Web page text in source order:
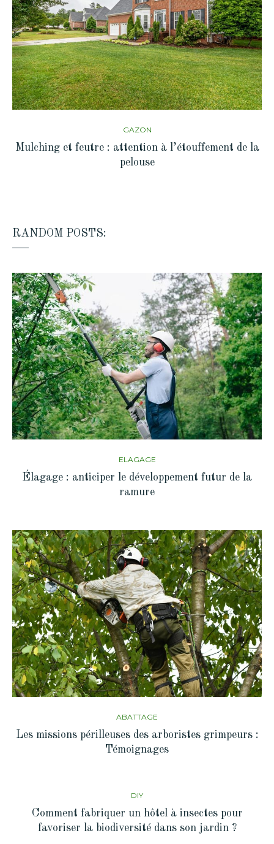
GAZON
Mulching et feutre : attention à l’étouffement de la
pelouse
RANDOM POSTS:
ELAGAGE
Élagage : anticiper le développement futur de la
ramure
ABATTAGE
Les missions périlleuses des arboristes grimpeurs :
Témoignages
DIY
Comment fabriquer un hôtel à insectes pour
favoriser la biodiversité dans son jardin ?